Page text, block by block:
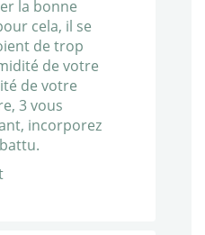
la bonne
cela, il se
de trop
de votre
de votre
3 vous
incorporez